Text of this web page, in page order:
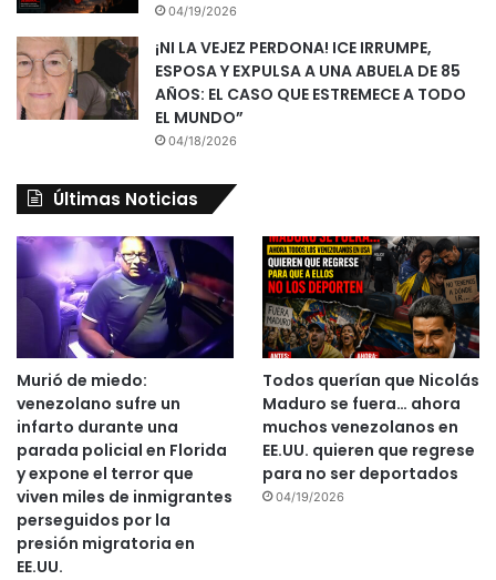
04/19/2026
¡NI LA VEJEZ PERDONA! ICE IRRUMPE,
ESPOSA Y EXPULSA A UNA ABUELA DE 85
AÑOS: EL CASO QUE ESTREMECE A TODO
EL MUNDO”
04/18/2026
Últimas Noticias
Murió de miedo:
venezolano sufre un
infarto durante una
parada policial en Florida
y expone el terror que
viven miles de inmigrantes
perseguidos por la
presión migratoria en
EE.UU.
Todos querían que Nicolás
Maduro se fuera… ahora
muchos venezolanos en
EE.UU. quieren que regrese
para no ser deportados
04/19/2026